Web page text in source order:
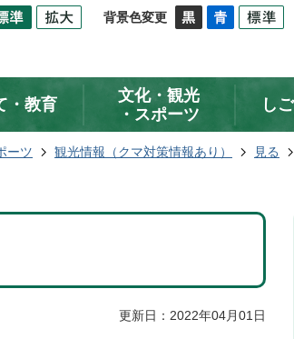
背景色変更
・教育
文化・観光
・スポーツ
し
ーツ 観光情報（クマ対策情報あり） 見る
更新日：2022年04月01日